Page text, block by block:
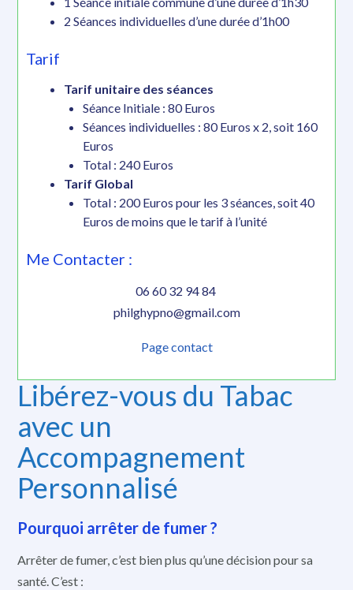
2 Séances individuelles d’une durée d’1h00
Tarif
Tarif unitaire des séances
Séance Initiale : 80 Euros
Séances individuelles : 80 Euros x 2, soit 160
Euros
Total : 240 Euros
Tarif Global
Total : 200 Euros pour les 3 séances, soit 40
Euros de moins que le tarif à l’unité
Me Contacter :
06 60 32 94 84
philghypno@gmail.com
Page contact
Libérez-vous du Tabac
avec un
Accompagnement
Personnalisé
Pourquoi arrêter de fumer ?
Arrêter de fumer, c’est bien plus qu’une décision pour sa
santé. C’est :